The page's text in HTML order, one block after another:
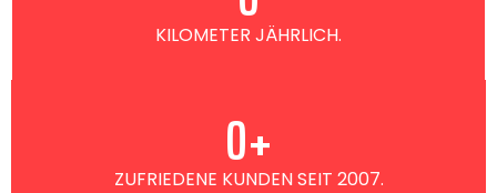
KILOMETER JÄHRLICH.
ZUFRIEDENE KUNDEN SEIT 2007.
0+